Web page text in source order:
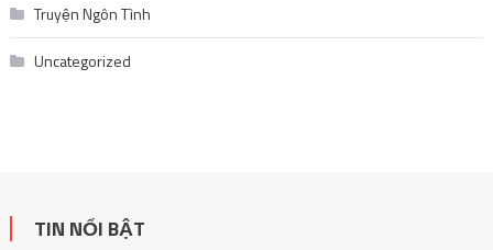
Truyện Ngôn Tình
Uncategorized
TIN NỔI BẬT